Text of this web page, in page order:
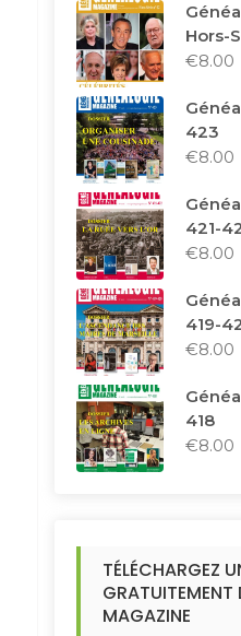
Hors-
€8.00
423
€8.00
421-
€8.00
419-
€8.00
418
€8.00
TÉLÉCHARGEZ
GRATUITEMENT
MAGAZINE